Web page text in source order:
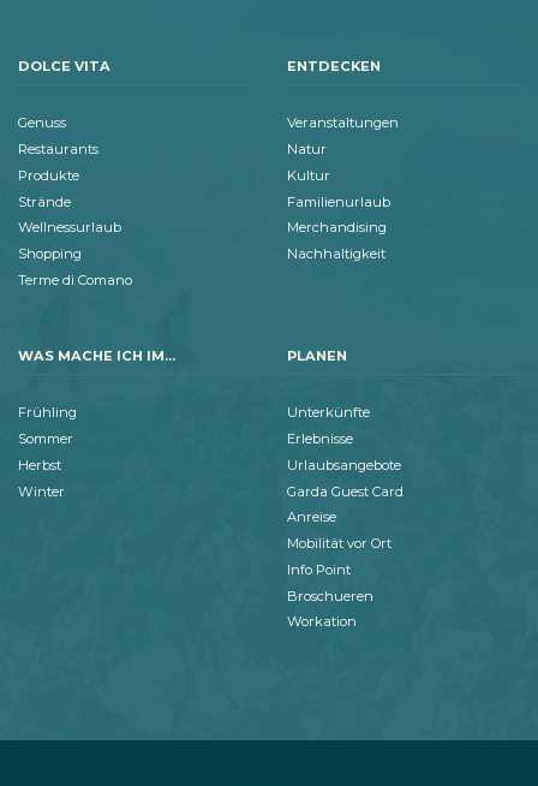
DOLCE VITA
Genuss
Restaurants
Produkte
Strände
Wellnessurlaub
Shopping
Terme di Comano
ENTDECKEN
Veranstaltungen
Natur
Kultur
Familienurlaub
Merchandising
Nachhaltigkeit
WAS MACHE ICH IM...
Frühling
Sommer
Herbst
Winter
PLANEN
Unterkünfte
Erlebnisse
Urlaubsangebote
Garda Guest Card
Anreise
Mobilität vor Ort
Info Point
Broschueren
Workation